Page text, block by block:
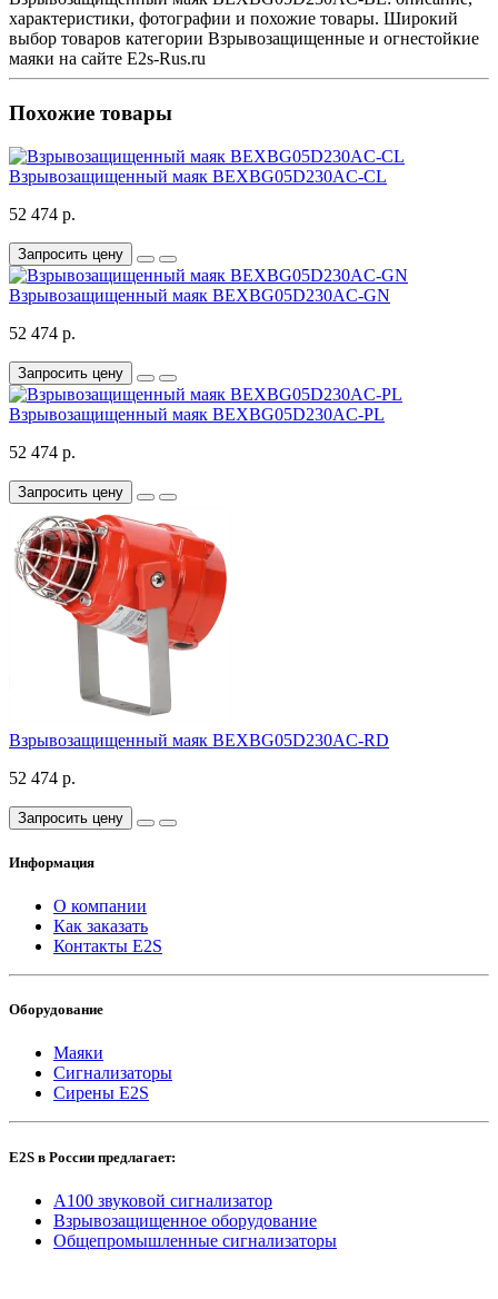
характеристики, фотографии и похожие товары. Широкий
выбор товаров категории Взрывозащищенные и огнестойкие
маяки на сайте E2s-Rus.ru
Похожие товары
Взрывозащищенный маяк BEXBG05D230AC-CL
52 474 р.
Запросить цену
Взрывозащищенный маяк BEXBG05D230AC-GN
52 474 р.
Запросить цену
Взрывозащищенный маяк BEXBG05D230AC-PL
52 474 р.
Запросить цену
Взрывозащищенный маяк BEXBG05D230AC-RD
52 474 р.
Запросить цену
Информация
О компании
Как заказать
Контакты E2S
Оборудование
Маяки
Сигнализаторы
Сирены E2S
E2S в России предлагает:
A100 звуковой сигнализатор
Взрывозащищенное оборудование
Общепромышленные сигнализаторы